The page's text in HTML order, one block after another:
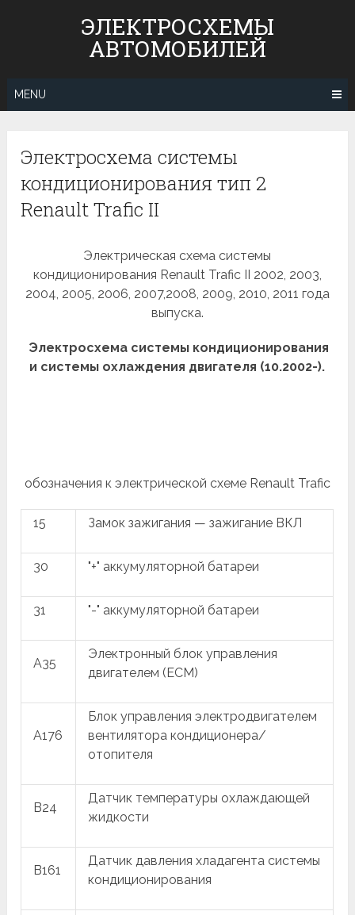
ЭЛЕКТРОСХЕМЫ
АВТОМОБИЛЕЙ
MENU
Электросхема системы
кондиционирования тип 2
Renault Trafic II
Электрическая схема системы
кондиционирования Renault Trafic II 2002, 2003,
2004, 2005, 2006, 2007,2008, 2009, 2010, 2011 года
выпуска.
Электросхема системы кондиционирования
и системы охлаждения двигателя (10.2002-).
обозначения к электрической схеме Renault Trafic
15 Замок зажигания — зажигание ВКЛ
30 "+" аккумуляторной батареи
31 "-" аккумуляторной батареи
A35
Электронный блок управления
двигателем (ECM)
A176
Блок управления электродвигателем
вентилятора кондиционера/
отопителя
B24
Датчик температуры охлаждающей
жидкости
B161
Датчик давления хладагента системы
кондиционирования